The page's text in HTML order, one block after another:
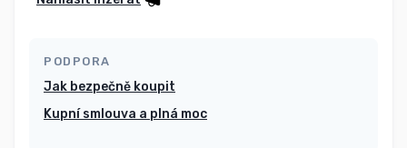
PODPORA
Jak bezpečně koupit
Kupní smlouva a plná moc